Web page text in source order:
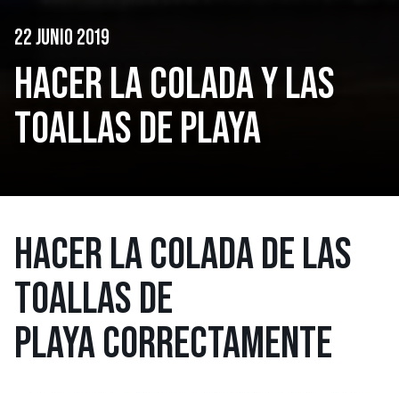
22 JUNIO 2019
HACER LA COLADA Y LAS
TOALLAS DE PLAYA
HACER LA COLADA DE LAS
TOALLAS DE
PLAYA CORRECTAMENTE